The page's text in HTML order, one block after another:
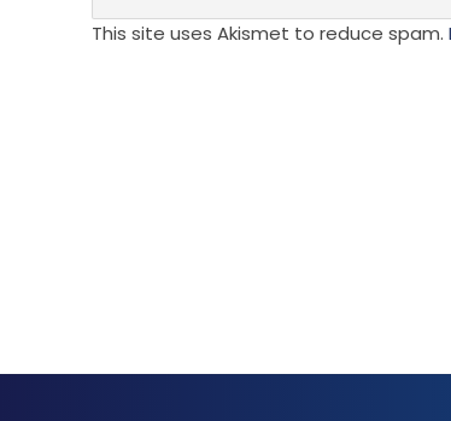
This site uses Akismet to reduce spam.